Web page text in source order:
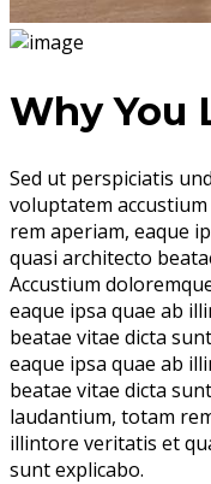
Why You
Sed ut perspiciatis
voluptatem
rem aperiam, eaque
quasi architecto
Accustium
eaque ipsa quae ab
beatae vitae dicta
eaque ipsa quae ab
beatae vitae dicta
laudantium, totam
illintore veritatis et
sunt explicabo.